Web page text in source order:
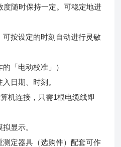
随时保持一定。可稳定地进
可按设定的时刻自动进行灵敏
「电动校准」）
、时刻。
机连接，只需1根电缆线即
示。
重测定器具（选购件）配套可作